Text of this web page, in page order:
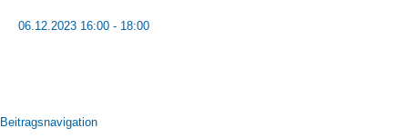
06.12.2023 16:00 - 18:00
Beitragsnavigation